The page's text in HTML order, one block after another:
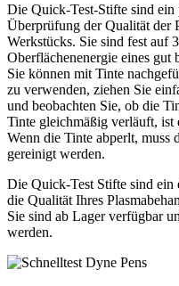
Die Quick-Test-Stifte sind
Überprüfung der Qualität der
Werkstücks. Sie sind fest auf
Oberflächenenergie eines gut
Sie können mit Tinte
zu verwenden, ziehen Sie
und beobachten Sie, ob die
Tinte gleichmäßig verläuft, ist
Wenn die Tinte abperlt, muss
gereinigt werden.
Die Quick-Test Stifte sind
die Qualität Ihres
Sie sind ab Lager verfügbar
werden.